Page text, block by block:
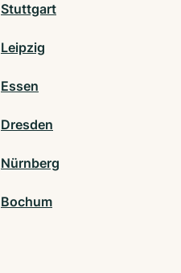
Stuttgart
Leipzig
Essen
Dresden
Nürnberg
Bochum